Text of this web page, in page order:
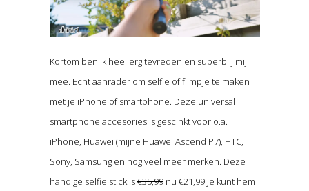
Kortom ben ik heel erg tevreden en superblij mij
mee. Echt aanrader om selfie of filmpje te maken
met je iPhone of smartphone. Deze universal
smartphone accesories is gescihkt voor o.a.
iPhone, Huawei (mijne Huawei Ascend P7), HTC,
Sony, Samsung en nog veel meer merken. Deze
handige selfie stick is€35,99nu €21,99 Je kunt hem